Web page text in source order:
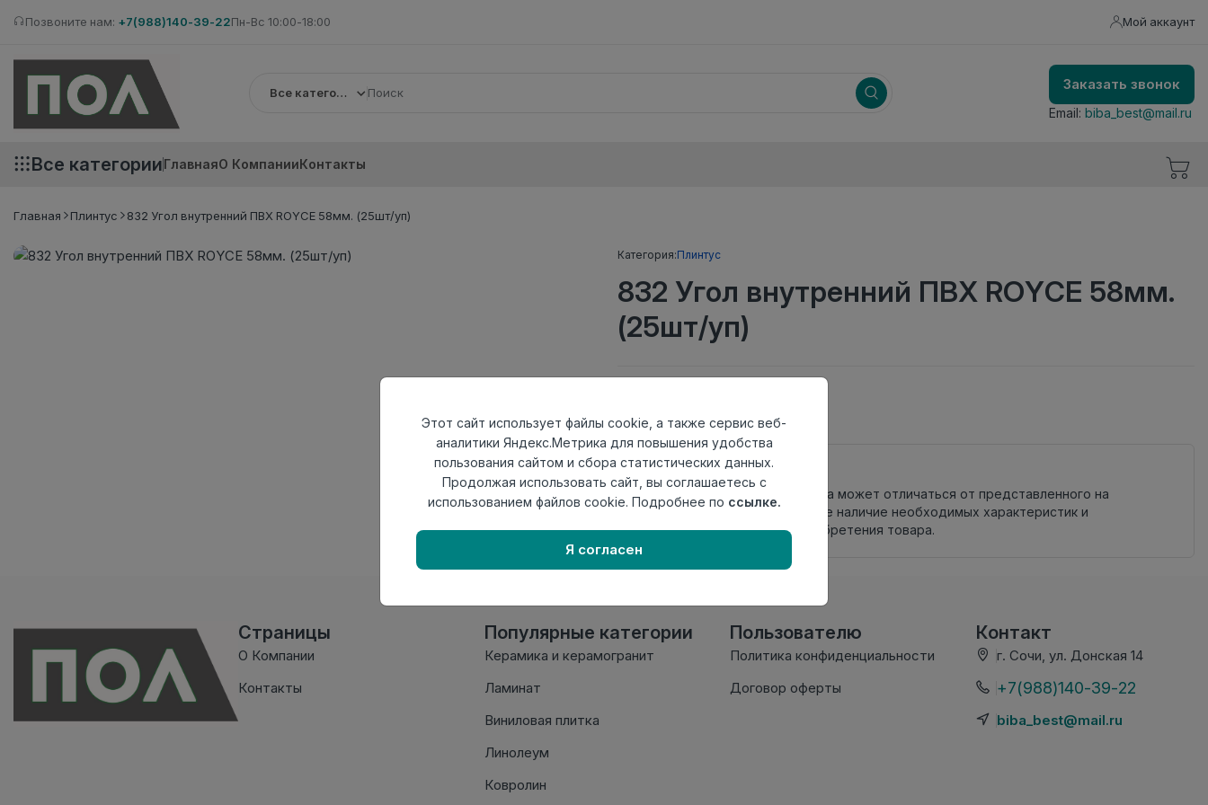
Позвоните нам: +7(988)140-39-22Пн-Вс 10:00-18:00 Мой аккаунт
Все категории
Заказать звонок
Email: biba_best@mail.ru
Все категорииГлавнаяО КомпанииКонтакты
Главная Плинтус 832 Угол внутренний ПВХ ROYCE 58мм. (25шт/уп)
Категория:Плинтус
832 Угол внутренний ПВХ ROYCE 58мм.
(25шт/уп)
Материал
ПВХ
Нет в наличии
Внимание! Внешний вид товара может отличаться от представленного на
настоящем сайте. Проверяйте наличие необходимых характеристик и
комплектации в момент приобретения товара.
Страницы
О Компании
Контакты
Популярные категории
Керамика и керамогранит
Ламинат
Виниловая плитка
Линолеум
Ковролин
Пользователю
Политика конфиденциальности
Договор оферты
Контакт
г. Сочи, ул. Донская 14
+7(988)140-39-22
biba_best@mail.ru
Этот сайт использует файлы cookie, а также сервис веб-
аналитики Яндекс.Метрика для повышения удобства
пользования сайтом и сбора статистических данных.
Продолжая использовать сайт, вы соглашаетесь с
использованием файлов cookie. Подробнее по ссылке.
Я согласен